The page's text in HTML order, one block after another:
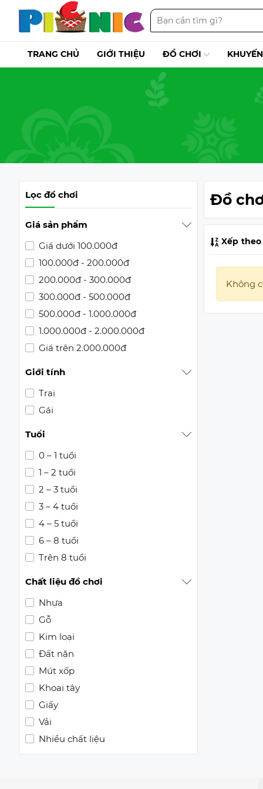
TRANG CHỦ GIỚI THIỆU ĐỒ CHƠI
Lọc đồ chơi
Giá sản phẩm
Giá dưới 100.000đ
100.000đ - 200.000đ
200.000đ - 300.000đ
300.000đ - 500.000đ
500.000đ - 1.000.000đ
1.000.000đ - 2.000.000đ
Giá trên 2.000.000đ
Giới tính
Trai
Gái
Tuổi
0 – 1 tuổi
1 – 2 tuổi
2 – 3 tuổi
3 – 4 tuổi
4 – 5 tuổi
6 – 8 tuổi
Trên 8 tuổi
Chất liệu đồ chơi
Nhựa
Gỗ
Kim loại
Đất nặn
Mút xốp
Khoai tây
Giấy
Vải
Nhiều chất liệu
Đồ
Xếp theo
Không